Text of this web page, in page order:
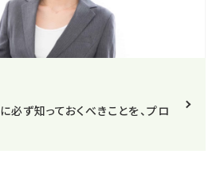
ず知っておくべきことを、プロ